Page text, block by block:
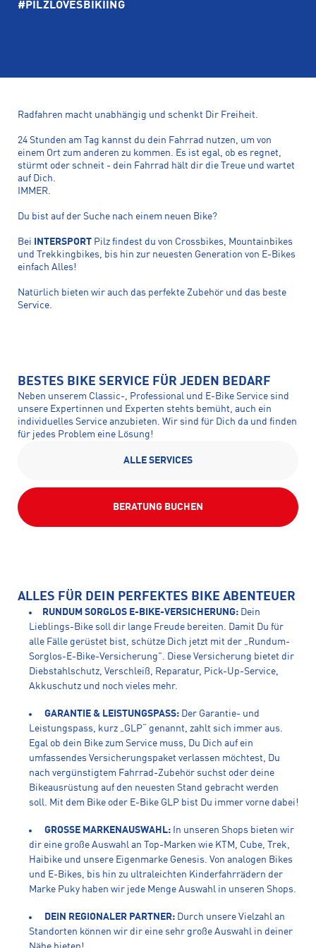
#PILZLOVESBIKIING
Radfahren macht unabhängig und schenkt Dir Freiheit.
24 Stunden am Tag kannst du dein Fahrrad nutzen, um von
einem Ort zum anderen zu kommen. Es ist egal, ob es regnet,
stürmt oder schneit - dein Fahrrad hält dir die Treue und wartet
auf Dich.
IMMER.
Du bist auf der Suche nach einem neuen Bike?
Bei INTERSPORT Pilz findest du von Crossbikes, Mountainbikes
und Trekkingbikes, bis hin zur neuesten Generation von E-Bikes
einfach Alles!
Natürlich bieten wir auch das perfekte Zubehör und das beste
Service.
BESTES BIKE SERVICE FÜR JEDEN BEDARF
Neben unserem Classic-, Professional und E-Bike Service sind
unsere Expertinnen und Experten stehts bemüht, auch ein
individuelles Service anzubieten. Wir sind für Dich da und finden
für jedes Problem eine Lösung!
ALLE SERVICES
BERATUNG BUCHEN
ALLES FÜR DEIN PERFEKTES BIKE ABENTEUER
RUNDUM SORGLOS E-BIKE-VERSICHERUNG: Dein
Lieblings-Bike soll dir lange Freude bereiten. Damit Du für
alle Fälle gerüstet bist, schütze Dich jetzt mit der „Rundum-
Sorglos-E-Bike-Versicherung". Diese Versicherung bietet dir
Diebstahlschutz, Verschleiß, Reparatur, Pick-Up-Service,
Akkuschutz und noch vieles mehr.
GARANTIE & LEISTUNGSPASS: Der Garantie- und
Leistungspass, kurz „GLP“ genannt, zahlt sich immer aus.
Egal ob dein Bike zum Service muss, Du Dich auf ein
umfassendes Versicherungspaket verlassen möchtest, Du
nach vergünstigtem Fahrrad-Zubehör suchst oder deine
Bikeausrüstung auf den neuesten Stand gebracht werden
soll. Mit dem Bike oder E-Bike GLP bist Du immer vorne dabei!
GROSSE MARKENAUSWAHL: In unseren Shops bieten wir
dir eine große Auswahl an Top-Marken wie KTM, Cube, Trek,
Haibike und unsere Eigenmarke Genesis. Von analogen Bikes
und E-Bikes, bis hin zu ultraleichten Kinderfahrrädern der
Marke Puky haben wir jede Menge Auswahl in unseren Shops.
DEIN REGIONALER PARTNER: Durch unsere Vielzahl an
Standorten können wir dir eine sehr große Auswahl in deiner